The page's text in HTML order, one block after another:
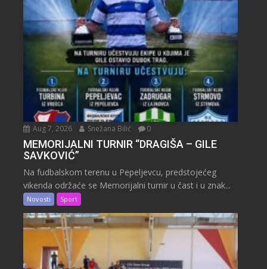
Aug 7, 2026 Snežana Bilić 0
MEMORIJALNI TURNIR “DRAGIŠA – GILE
SAVKOVIĆ”
Na fudbalskom terenu u Pepeljevcu, predstojećeg
vikenda održaće se Memorijalni turnir u čast i u znak...
Novosti Sport